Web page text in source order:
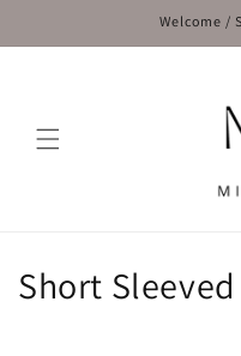
進む
Welcome /
コ
Short Sleeved